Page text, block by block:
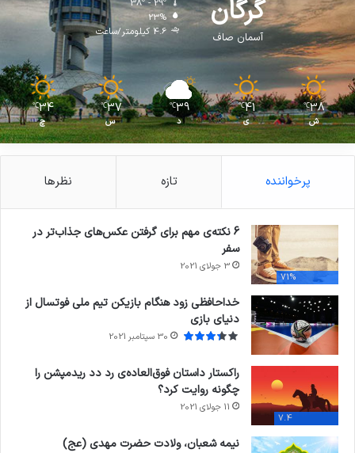
گرگان
آسمان صاف
38º - 29º
23%
4.6 کیلومتر/ساعت
38
℃
ش
41
℃
ی
39
℃
د
37
℃
س
34
℃
چ
پرخواننده تازه نظرها
71%
6 نکته‌ی مهم برای گرفتن عکس‌های جذاب‌تر در
سفر
3 جولای 2021
خداحافظی زود هنگام بازیکن تیم ملی فوتسال از
دنیای بازی
30 سپتامبر 2021
7.4
راکستار داستان فوق‌العاده‌ی رد دد ریدمپشن را
چگونه روایت کرد؟
11 جولای 2021
نیمه شعبان، ولادت حضرت مهدی (عج)